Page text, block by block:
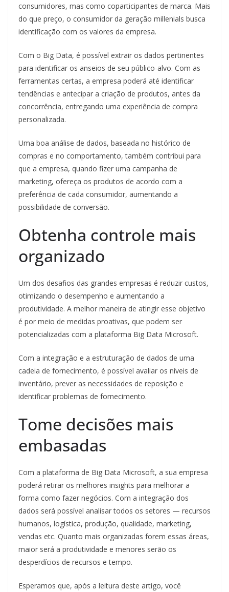
consumidores, mas como coparticipantes de marca. Mais
do que preço, o consumidor da geração millenials busca
identificação com os valores da empresa.
Com o Big Data, é possível extrair os dados pertinentes
para identificar os anseios de seu público-alvo. Com as
ferramentas certas, a empresa poderá até identificar
tendências e antecipar a criação de produtos, antes da
concorrência, entregando uma experiência de compra
personalizada.
Uma boa análise de dados, baseada no histórico de
compras e no comportamento, também contribui para
que a empresa, quando fizer uma campanha de
marketing, ofereça os produtos de acordo com a
preferência de cada consumidor, aumentando a
possibilidade de conversão.
Obtenha controle mais
organizado
Um dos desafios das grandes empresas é reduzir custos,
otimizando o desempenho e aumentando a
produtividade. A melhor maneira de atingir esse objetivo
é por meio de medidas proativas, que podem ser
potencializadas com a plataforma Big Data Microsoft.
Com a integração e a estruturação de dados de uma
cadeia de fornecimento, é possível avaliar os níveis de
inventário, prever as necessidades de reposição e
identificar problemas de fornecimento.
Tome decisões mais
embasadas
Com a plataforma de Big Data Microsoft, a sua empresa
poderá retirar os melhores insights para melhorar a
forma como fazer negócios. Com a integração dos
dados será possível analisar todos os setores — recursos
humanos, logística, produção, qualidade, marketing,
vendas etc. Quanto mais organizadas forem essas áreas,
maior será a produtividade e menores serão os
desperdícios de recursos e tempo.
Esperamos que, após a leitura deste artigo, você